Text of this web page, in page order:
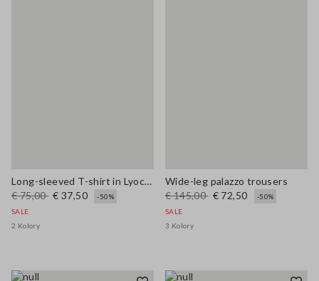
Long-sleeved T-shirt in Lyocell, silk and wool
€ 75,00 € 37,50
-50%
SALE
2 Kolory
Wide-leg palazzo trousers
€ 145,00 € 72,50
-50%
SALE
3 Kolory